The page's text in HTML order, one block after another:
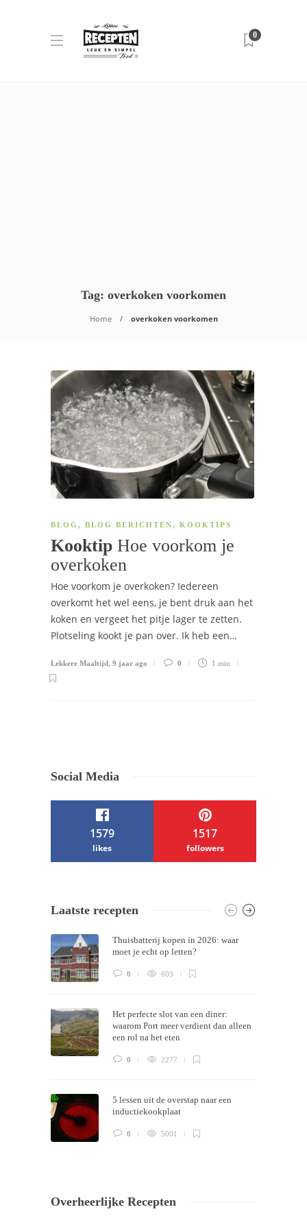
0
Tag: overkoken voorkomen
Home overkoken voorkomen
BLOG , BLOG BERICHTEN, KOOKTIPS
Kooktip Hoe voorkom je
overkoken
Hoe voorkom je overkoken? Iedereen
overkomt het wel eens, je bent druk aan het
koken en vergeet het pitje lager te zetten.
Plotseling kookt je pan over. Ik heb een…
Lekkere Maaltijd 9 jaar ago 0 1 min
Social Media
1579
likes
1517
followers
Themes bySilicon Themes . Join us right
now!
Laatste recepten
Thuisbatterij kopen in 2026: waar
moet je echt op letten?
0 603
Het perfecte slot van een diner:
waarom Port meer verdient dan alleen
een rol na het eten
0 2277
5 lessen uit de overstap naar een
inductiekookplaat
0 5001
Overheerlijke Recepten